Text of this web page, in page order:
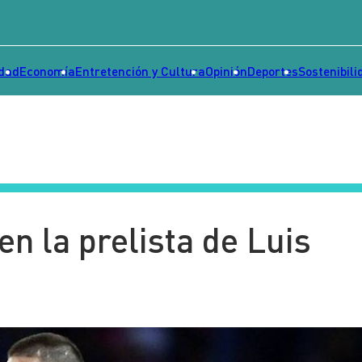
EconomíaEntretención y CulturaOpiniónDeportes
la prelista de Luis